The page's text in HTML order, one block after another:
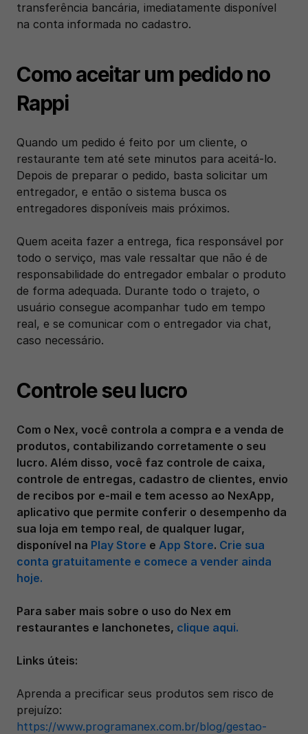
transferência bancária, imediatamente disponível
na conta informada no cadastro.
Como aceitar um pedido no
Rappi
Quando um pedido é feito por um cliente, o
restaurante tem até sete minutos para aceitá-lo.
Depois de preparar o pedido, basta solicitar um
entregador, e então o sistema busca os
entregadores disponíveis mais próximos.
Quem aceita fazer a entrega, fica responsável por
todo o serviço, mas vale ressaltar que não é de
responsabilidade do entregador embalar o produto
de forma adequada. Durante todo o trajeto, o
usuário consegue acompanhar tudo em tempo
real, e se comunicar com o entregador via chat,
caso necessário.
Controle seu lucro
Com o Nex, você controla a compra e a venda de
produtos, contabilizando corretamente o seu
lucro. Além disso, você faz controle de caixa,
controle de entregas, cadastro de clientes, envio
de recibos por e-mail e tem acesso ao NexApp,
aplicativo que permite conferir o desempenho da
sua loja em tempo real, de qualquer lugar,
disponível na Play Store e App Store. Crie sua
conta gratuitamente e comece a vender ainda
hoje.
Para saber mais sobre o uso do Nex em
restaurantes e lanchonetes, clique aqui.
Links úteis:
Aprenda a precificar seus produtos sem risco de
https://www.programanex.com.br/blog/gestao-